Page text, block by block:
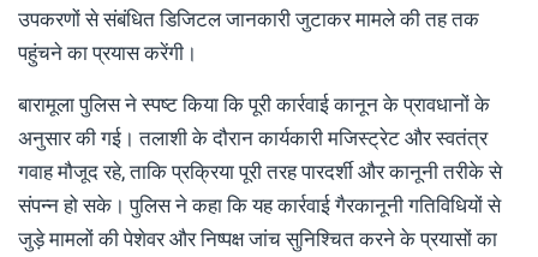
उपकरणों से संबंधित डिजिटल जानकारी जुटाकर मामले की तह तक
पहुंचने का प्रयास करेंगी।
बारामूला पुलिस ने स्पष्ट किया कि पूरी कार्रवाई कानून के प्रावधानों के
अनुसार की गई। तलाशी के दौरान कार्यकारी मजिस्ट्रेट और स्वतंत्र
गवाह मौजूद रहे, ताकि प्रक्रिया पूरी तरह पारदर्शी और कानूनी तरीके से
संपन्न हो सके। पुलिस ने कहा कि यह कार्रवाई गैरकानूनी गतिविधियों से
जुड़े मामलों की पेशेवर और निष्पक्ष जांच सुनिश्चित करने के प्रयासों का